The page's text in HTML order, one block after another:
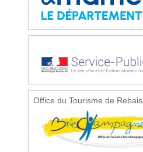
Office du Tourisme de Rebais